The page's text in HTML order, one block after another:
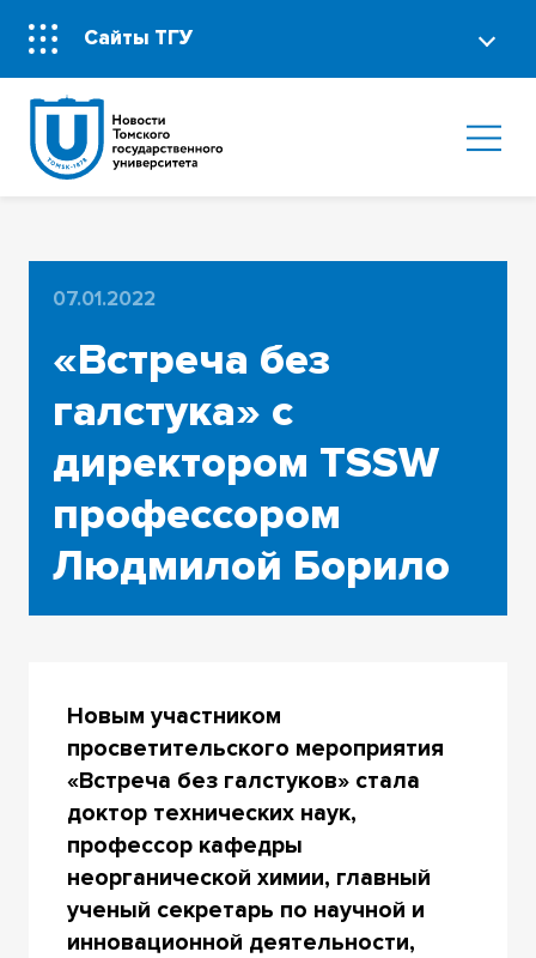
Сайты ТГУ
07.01.2022
«Встреча без
галстука» с
директором TSSW
профессором
Людмилой Борило
Новым участником
просветительского мероприятия
«Встреча без галстуков» стала
доктор технических наук,
профессор кафедры
неорганической химии, главный
ученый секретарь по научной и
инновационной деятельности,